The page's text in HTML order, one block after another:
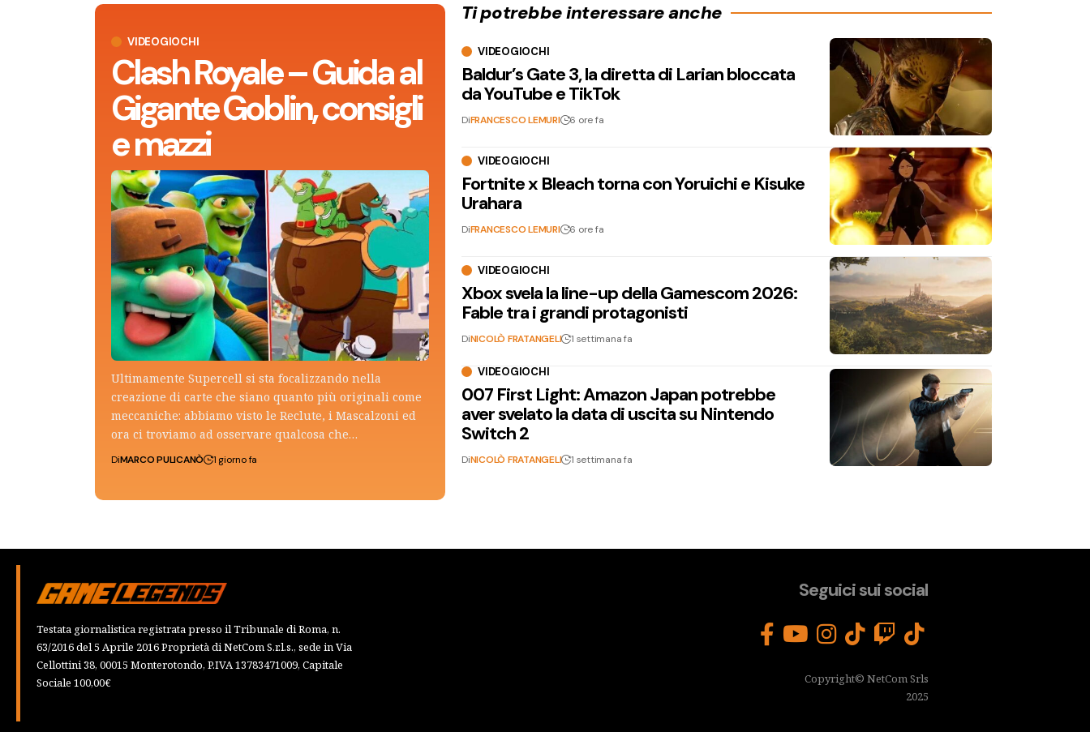
VIDEOGIOCHI
Clash Royale – Guida al
Gigante Goblin, consigli
e mazzi
Ultimamente Supercell si sta focalizzando nella
creazione di carte che siano quanto più originali come
meccaniche: abbiamo visto le Reclute, i Mascalzoni ed
ora ci troviamo ad osservare qualcosa che…
DiMARCO PULICANÒ 1 giorno fa
Ti potrebbe interessare anche
VIDEOGIOCHI
Baldur’s Gate 3, la diretta di Larian bloccata
da YouTube e TikTok
DiFRANCESCO LEMURI 6 ore fa
VIDEOGIOCHI
Fortnite x Bleach torna con Yoruichi e Kisuke
Urahara
DiFRANCESCO LEMURI 6 ore fa
VIDEOGIOCHI
Xbox svela la line-up della Gamescom 2026:
Fable tra i grandi protagonisti
DiNICOLÒ FRATANGELI 1 settimana fa
VIDEOGIOCHI
007 First Light: Amazon Japan potrebbe
aver svelato la data di uscita su Nintendo
Switch 2
DiNICOLÒ FRATANGELI 1 settimana fa
Testata giornalistica registrata presso il Tribunale di Roma, n.
63/2016 del 5 Aprile 2016 Proprietà di NetCom S.r.l.s., sede in Via
Cellottini 38, 00015 Monterotondo, P.IVA 13783471009, Capitale
Sociale 100,00€
Seguici sui social
Copyright© NetCom Srls
2025